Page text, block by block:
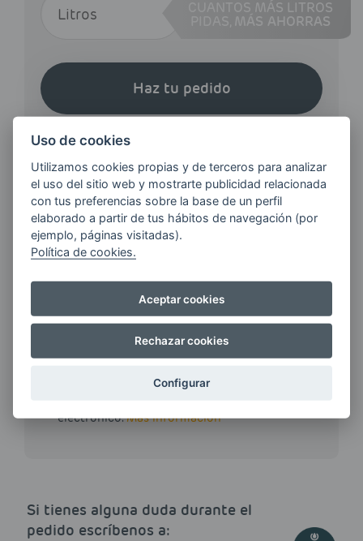
CUANTOS MÁS LITROS
MÁS AHORRAS
Haz tu pedido
¿QUIERES ESTAR AL DÍA DE
LAS
ÚLTIMAS NOVEDADES?
Quiero recibir las últimas novedades de AVIA
electrónico.Más información
Si tienes alguna duda durante el
pedido escríbenos a:
Uso de cookies
Utilizamos cookies propias y de terceros para analizar
el uso del sitio web y mostrarte publicidad relacionada
con tus preferencias sobre la base de un perfil
elaborado a partir de tus hábitos de navegación (por
ejemplo, páginas visitadas).
Política de cookies.
Aceptar cookies
Rechazar cookies
Configurar